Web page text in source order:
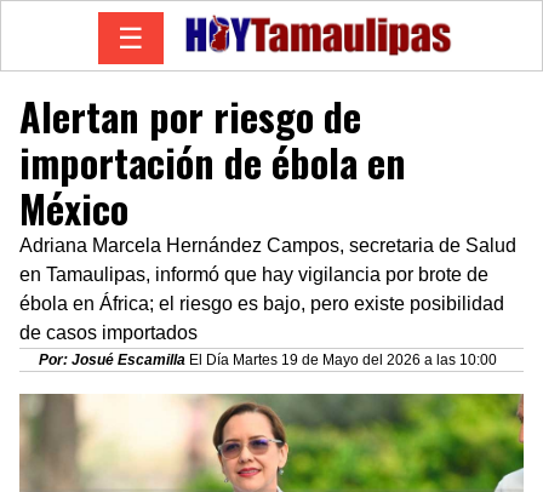
☰
Alertan por riesgo de
importación de ébola en
México
Adriana Marcela Hernández Campos, secretaria de Salud
en Tamaulipas, informó que hay vigilancia por brote de
ébola en África; el riesgo es bajo, pero existe posibilidad
de casos importados
Por: Josué Escamilla El Día Martes 19 de Mayo del 2026 a las 10:00